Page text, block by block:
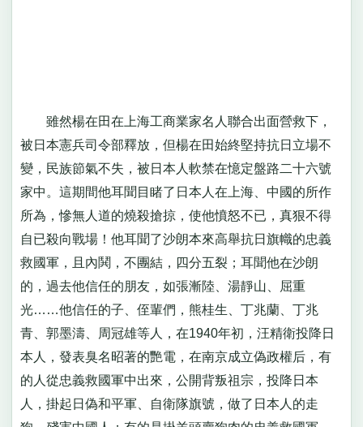
雖然楊在田在上海工商業家名人聯合出面營救下，
被日本憲兵司令部釋放，但楊在田始終堅持抗日立場不
變，民族節氣不失，被日本人軟禁在憶定盤路二十六號
家中。這期間他耳聞目睹了日本人在上海、中國的所作
所為，慘無人道的燒殺搶掠，使他憤怒不已，真狠不得
自已殺向戰場！他耳聞了沙朗本來高舉抗日旗幟的忠義
救國軍，且內鬨，不團結，四分五裂；耳聞他在沙朗
的，過去他信任的朋友，如張漸陸、湯靜山、屈重
光……他信任的子、侄輩們，熊桂生、丁兆蘭、丁兆
青、郭墨濤、周冠雄等人，在1940年初，汪精衛投降日
本人，發表臭名昭著的艷電，在南京成立偽政權后，有
的人從忠義救國軍中出來，公開背叛祖宗，投降日本
人，掛起日偽和平軍、自衛隊旗號，做了日本人的走